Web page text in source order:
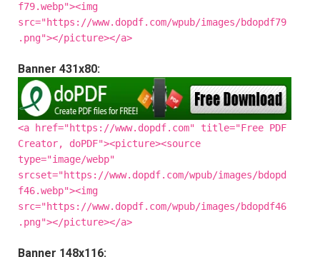
f79.webp"><img
src="https://www.dopdf.com/wpub/images/bdopdf79
.png"></picture></a>
Banner 431x80:
<a href="https://www.dopdf.com" title="Free PDF
Creator, doPDF"><picture><source
type="image/webp"
srcset="https://www.dopdf.com/wpub/images/bdopd
f46.webp"><img
src="https://www.dopdf.com/wpub/images/bdopdf46
.png"></picture></a>
Banner 148x116: